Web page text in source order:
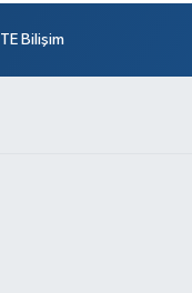
TE Bilişim